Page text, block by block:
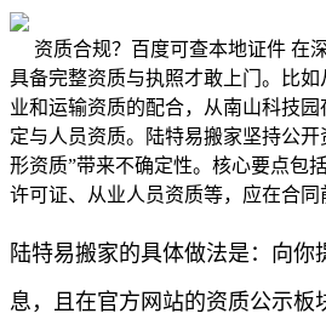
资质合规？百度可查本地证件 在
具备完整资质与执照才敢上门。比
业和运输资质的配合，从南山科技
定与人员资质。陆特易搬家坚持公
形资质”带来不确定性。核心要点包
许可证、从业人员资质等，应在合同
陆特易搬家的具体做法是：向你
息，且在官方网站的资质公示板